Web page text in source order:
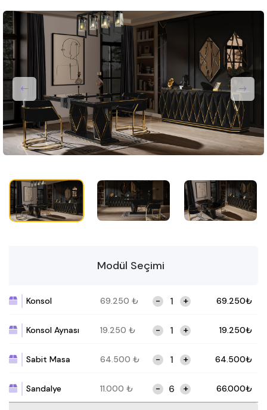
Modül Seçimi
Konsol 69.250 ₺ - + 69.250₺
Konsol Aynası 19.250 ₺ - + 19.250₺
Sabit Masa 64.500 ₺ - + 64.500₺
Sandalye 11.000 ₺ - + 66.000₺